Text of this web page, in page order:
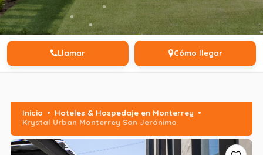
Llamar Cómo llegar
Inicio
Hoteles & Hospedaje en Monterrey
Krystal Urban Monterrey San Jerónimo